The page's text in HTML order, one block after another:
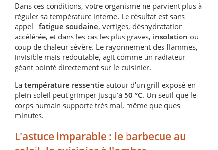
Dans ces conditions, votre organisme ne parvient plus à
réguler sa température interne. Le résultat est sans
appel : fatigue soudaine, vertiges, déshydratation
accélérée, et dans les cas les plus graves, insolation ou
coup de chaleur sévère. Le rayonnement des flammes,
invisible mais redoutable, agit comme un radiateur
géant pointé directement sur le cuisinier.
La température ressentie autour d'un grill exposé en
plein soleil peut grimper jusqu'à 50 °C. Un seuil que le
corps humain supporte très mal, même quelques
minutes.
L'astuce imparable : le barbecue au